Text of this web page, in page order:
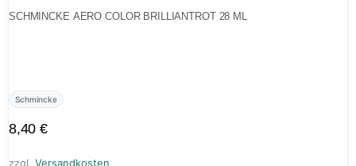
SCHMINCKE AERO COLOR BRILLIANTROT 28 ML
Schmincke
8,40€
zzgl. Versandkosten